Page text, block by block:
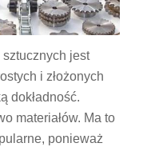
jest
i złożonych
dokładność.
materiałów. Ma to
ponieważ